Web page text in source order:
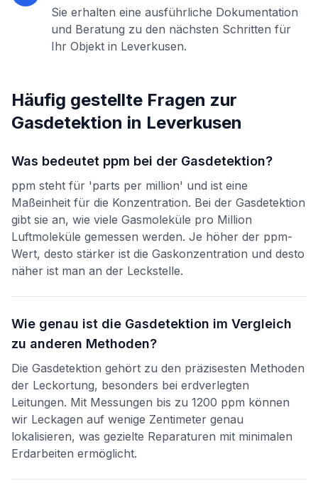
Sie erhalten eine ausführliche Dokumentation
und Beratung zu den nächsten Schritten für
Ihr Objekt in Leverkusen.
Häufig gestellte Fragen zur
Gasdetektion in Leverkusen
Was bedeutet ppm bei der Gasdetektion?
ppm steht für 'parts per million' und ist eine
Maßeinheit für die Konzentration. Bei der Gasdetektion
gibt sie an, wie viele Gasmoleküle pro Million
Luftmoleküle gemessen werden. Je höher der ppm-
Wert, desto stärker ist die Gaskonzentration und desto
näher ist man an der Leckstelle.
Wie genau ist die Gasdetektion im Vergleich
zu anderen Methoden?
Die Gasdetektion gehört zu den präzisesten Methoden
der Leckortung, besonders bei erdverlegten
Leitungen. Mit Messungen bis zu 1200 ppm können
wir Leckagen auf wenige Zentimeter genau
lokalisieren, was gezielte Reparaturen mit minimalen
Erdarbeiten ermöglicht.